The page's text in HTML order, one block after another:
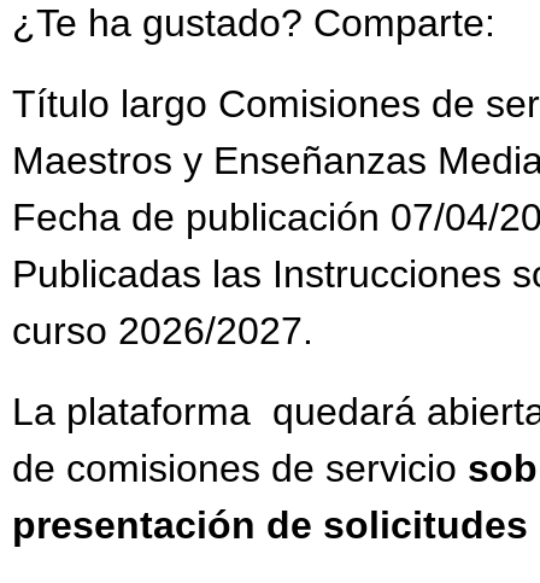
¿Te ha gustado? Comparte:
Título largo Comisiones de
Maestros y Enseñanzas
Fecha de publicación 07/04/
Publicadas las Instrucciones
curso 2026/2027.
La plataforma quedará
de comisiones de servicio
presentación de solicitudes